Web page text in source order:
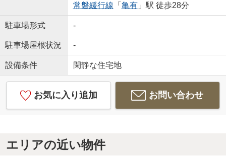
常磐緩行線 「 亀有」駅 徒歩28分
駐車場形式 -
駐車場屋根状況 -
設備条件 閑静な住宅地
お気に入り追加 お問い合わせ
エリアの近い物件